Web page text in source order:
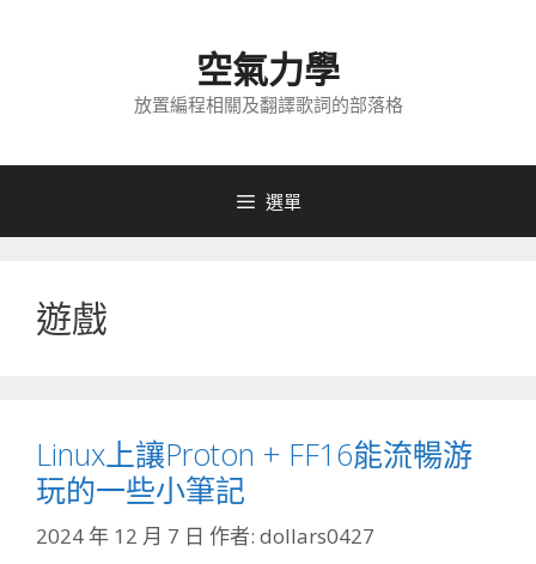
容
空氣力學
放置編程相關及翻譯歌詞的部落格
選單
遊戲
Linux上讓Proton + FF16能流暢游
玩的一些小筆記
2024 年 12 月 7 日 作者: dollars0427